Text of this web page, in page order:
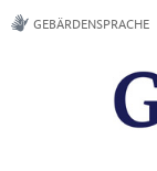
GEBÄRDENSPRACHE